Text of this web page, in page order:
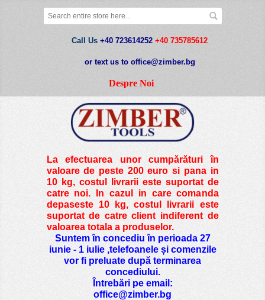
Call Us +40 723614252 +40 735785612
or text us to office@zimber.bg
Despre Noi
La efectuarea unor cumpărături în
valoare de peste200 euro si pana in
10 kg, costul livrarii este suportat de
catre noi. In cazul in care comanda
depaseste 10 kg, costul livrarii este
suportat de catre client indiferent de
valoarea totala a produselor.
Suntem în concediu în perioada 27
iunie - 1 iulie ,telefoanele și comenzile
vor fi preluate după terminarea
concediului.
Întrebări pe email:
office@zimber.bg